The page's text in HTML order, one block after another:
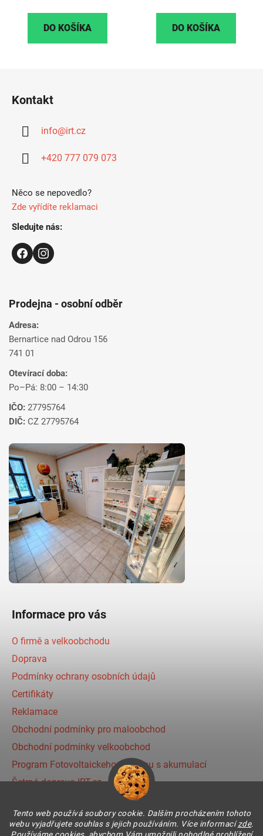
Tento web používá soubory cookie. Dalším procházením tohoto
webu vyjadřujete souhlas s jejich používáním. Více informacízde.
DO KOŠÍKA DO KOŠÍKA
Kontakt
info@irt.cz
+420 777 079 073
Něco se nepovedlo?
Zde vyřídíte reklamaci
Sledujte nás:
Prodejna - osobní odběr
Adresa:
Bernartice nad Odrou 156
741 01
Otevírací doba:
Po–Pá: 8:00 – 14:30
IČO: 27795764
DIČ: CZ 27795764
Informace pro vás
O firmě a velkoobchodu
Doprava
Podmínky ochrany osobních údajů
Certifikáty
Reklamace
Obchodní podmínky pro maloobchod
Obchodní podmínky velkoobchod
Program Fotovoltaickeho systému s akumulací
Šetrná doprava IRT.cz
Prihlásenie affiliate partnera